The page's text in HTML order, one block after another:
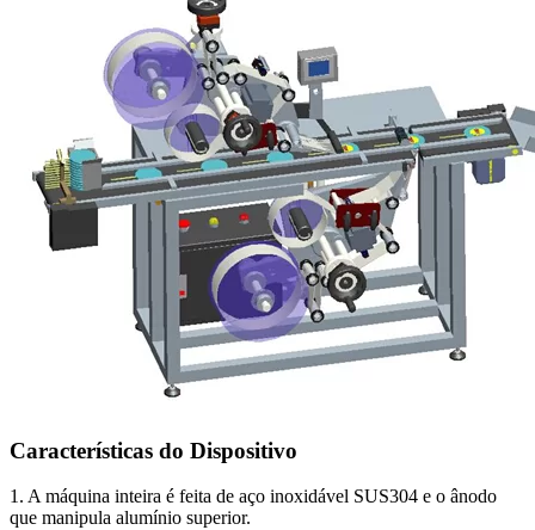
Características do Dispositivo
1. A máquina inteira é feita de aço inoxidável SUS304 e o ânodo
que manipula alumínio superior.